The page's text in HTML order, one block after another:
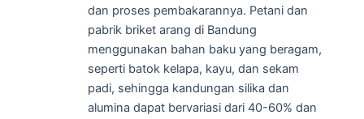
dan proses pembakarannya. Petani dan
pabrik briket arang di Bandung
menggunakan bahan baku yang beragam,
seperti batok kelapa, kayu, dan sekam
padi, sehingga kandungan silika dan
alumina dapat bervariasi dari 40-60% dan